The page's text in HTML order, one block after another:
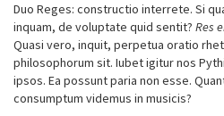
Duo Reges: constructio interrete. Si
inquam, de voluptate quid sentit? Res
Quasi vero, inquit, perpetua oratio
philosophorum sit. Iubet igitur nos
ipsos. Ea possunt paria non esse.
consumptum videmus in musicis?